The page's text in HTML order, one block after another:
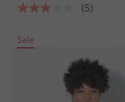
(5)
Sale